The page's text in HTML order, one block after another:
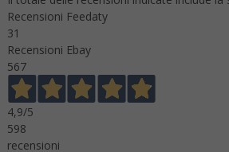
Recensioni Feedaty
31
Recensioni Ebay
567
4,9/5
598
recensioni